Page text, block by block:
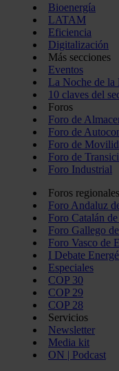
Bioenergía
LATAM
Eficiencia
Digitalización
Más secciones
Eventos
La Noche de la
10 claves del
Foros
Foro de
Foro de
Foro de
Foro de
Foro Industrial
Foros regionales
Foro Andaluz
Foro Catalán
Foro Gallego
Foro Vasco de
I Debate
Especiales
COP 30
COP 29
COP 28
Servicios
Newsletter
Media kit
ON | Podcast